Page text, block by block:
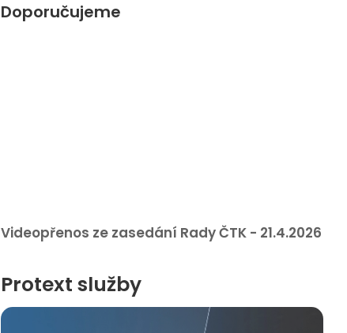
Doporučujeme
Videopřenos ze zasedání Rady ČTK - 21.4.2026
Protext služby